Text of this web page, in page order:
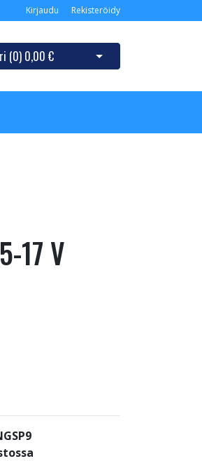
Kirjaudu Rekisteröidy
(0) 0,00 € Avaa ostoskori
17 V